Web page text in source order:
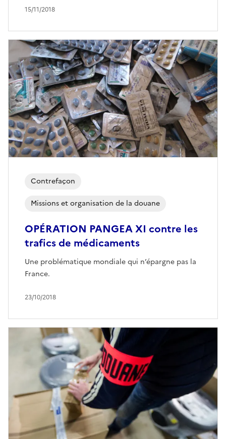
15/11/2018
Contrefaçon
Missions et organisation de la douane
23/10/2018
OPÉRATION PANGEA XI contre les
trafics de médicaments
Une problématique mondiale qui n’épargne pas la
France.